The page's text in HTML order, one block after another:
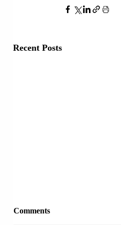
Recent Posts
FORCA MBROJTËSE E
IZRAELIT (IDF): DY
Comments